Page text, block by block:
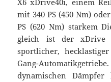
mit 340 PS (450 Nm)
PS (620 Nm) starkem
gleich ist der xDrive
sportlicher,
Gang-
dynamischen